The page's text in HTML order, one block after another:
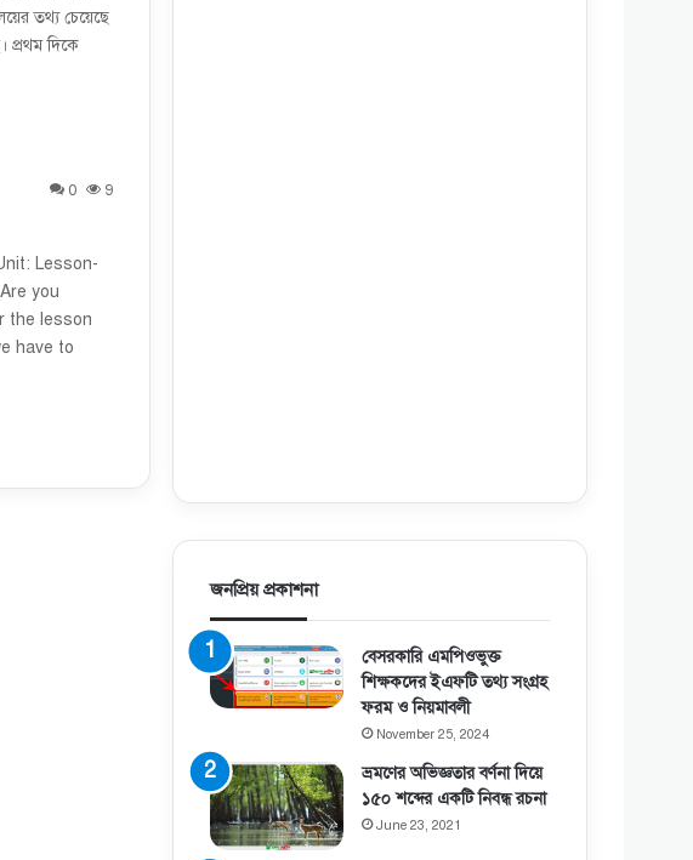
তথ্য চেয়েছে
প্রথম দিকে
0 9
Lesson-
you
the lesson
have to
জনপ্রিয় প্রকাশনা
বেসরকারি এমপিওভুক্ত
শিক্ষকদের ইএফটি তথ্য সংগ্রহ
ফরম ও নিয়মাবলী
November 25, 2024
ভ্রমণের অভিজ্ঞতার বর্ণনা দিয়ে
১৫০ শব্দের একটি নিবন্ধ রচনা
June 23, 2021